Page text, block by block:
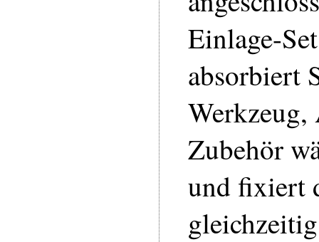
Einlage-
absorbiert
Zubehör
und fixiert